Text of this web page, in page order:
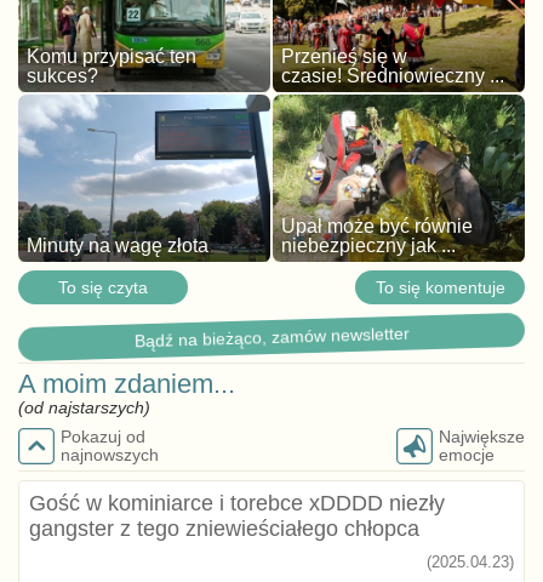
Komu przypisać ten
sukces?
Przenieś się w
czasie! Średniowieczny ...
Minuty na wagę złota
Upał może być równie
niebezpieczny jak ...
To się czyta To się komentuje
Bądź na bieżąco, zamów newsletter
A moim zdaniem...
(od najstarszych)
Pokazuj od
najnowszych
Największe
emocje
Gość w kominiarce i torebce xDDDD niezły
gangster z tego zniewieściałego chłopca
(2025.04.23)